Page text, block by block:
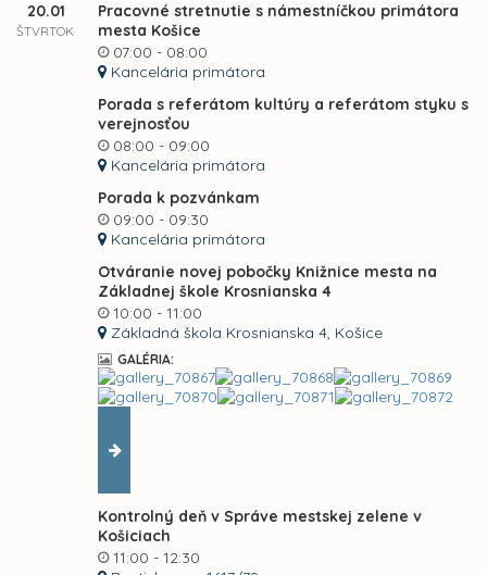
20.01
ŠTVRTOK
Pracovné stretnutie s námestníčkou primátora
mesta Košice
07:00 - 08:00
Kancelária primátora
Porada s referátom kultúry a referátom styku s
verejnosťou
08:00 - 09:00
Kancelária primátora
Porada k pozvánkam
09:00 - 09:30
Kancelária primátora
Otváranie novej pobočky Knižnice mesta na
Základnej škole Krosnianska 4
10:00 - 11:00
Základná škola Krosnianska 4, Košice
GALÉRIA:
Kontrolný deň v Správe mestskej zelene v
Košiciach
11:00 - 12:30